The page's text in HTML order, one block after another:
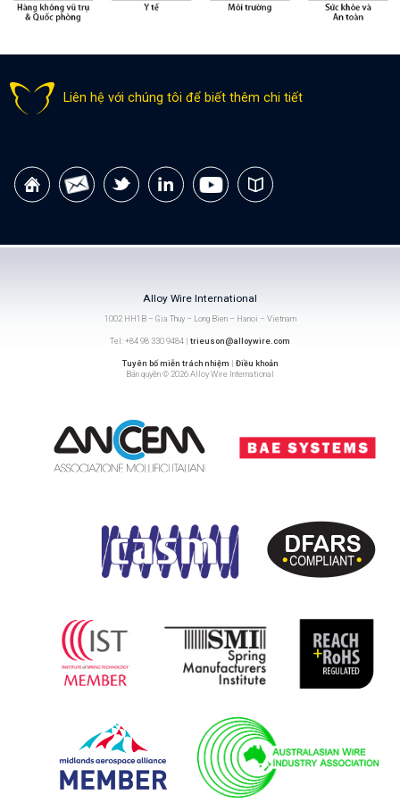
Liên hệ với chúng tôi để biết thêm chi tiết
Alloy Wire International
1002 HH1B – Gia Thuy – Long Bien – Hanoi – Vietnam
Tel: +84 98 330 9484 | trieuson@alloywire.com
Tuyên bố miễn trách nhiệm | Điều khoản
Bản quyền © 2026 Alloy Wire International